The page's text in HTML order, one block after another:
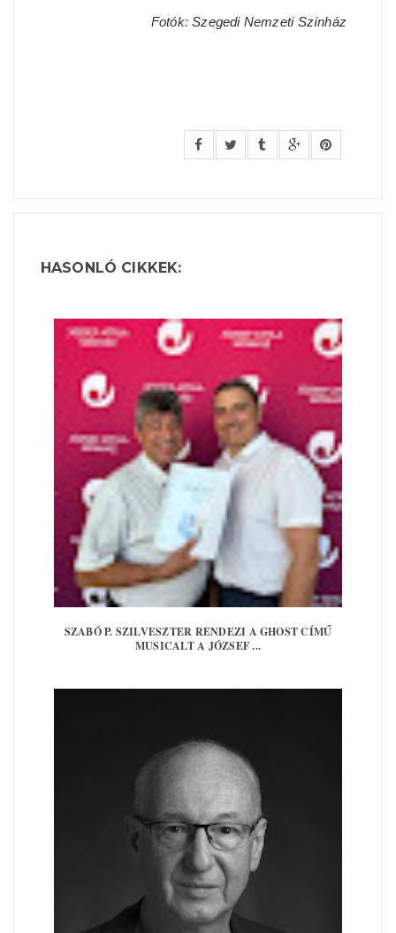
Fotók: Szegedi Nemzeti Színház
HASONLÓ CIKKEK:
SZABÓ P. SZILVESZTER RENDEZI A GHOST CÍMŰ
MUSICALT A JÓZSEF ...